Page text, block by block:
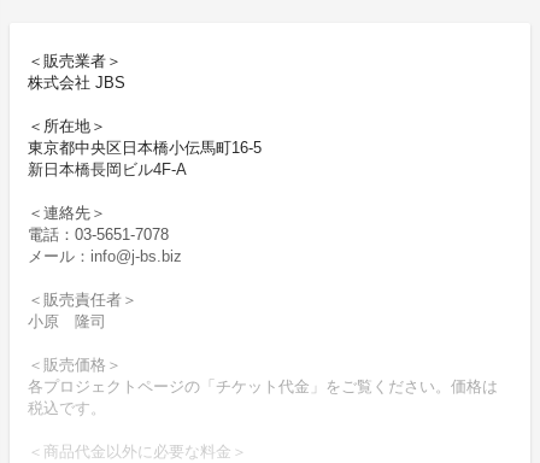
＜販売業者＞
株式会社 JBS
＜所在地＞
東京都中央区日本橋小伝馬町16-5
新日本橋長岡ビル4F-A
＜連絡先＞
電話：03-5651-7078
メール：info@j-bs.biz
＜販売責任者＞
小原 隆司
＜販売価格＞
各プロジェクトページの「チケット代金」をご覧ください。価格は
税込です。
＜商品代金以外に必要な料金＞